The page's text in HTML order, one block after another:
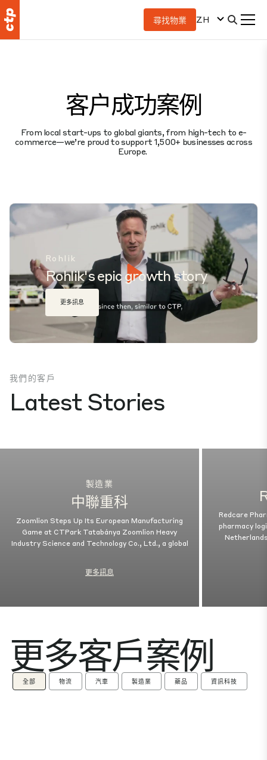
尋找物業 ZH
客户成功案例
From local start-ups to global giants, from high-tech to e-
commerce—we’re proud to support 1,500+ businesses across
Europe.
Mute Settings
Play
Rohlik
Rohlik's epic growth story
更多訊息
我們的客戶
Latest Stories
製造業
中聯重科
Zoomlion Steps Up Its European Manufacturing
Game at CTPark Tatabánya Zoomlion Heavy
Industry Science and Technology Co., Ltd., a global
更多訊息
Redcare
pharmacy
更多客戶案例
全部 物流 汽車 製造業 藥品 資訊科技